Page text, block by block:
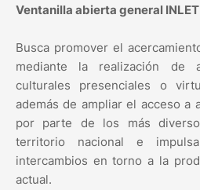
Ventanilla abierta general INLET
Busca promover el
mediante la realización de
culturales presenciales o
además de ampliar el acceso a
por parte de los más
territorio nacional e
intercambios en torno a la
actual.